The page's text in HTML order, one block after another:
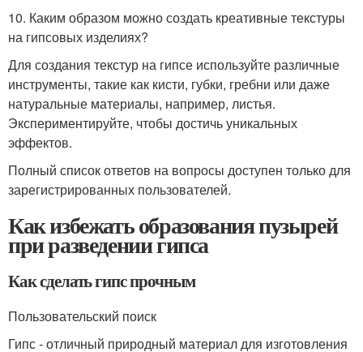
10. Каким образом можно создать креативные текстуры
на гипсовых изделиях?
Для создания текстур на гипсе используйте различные
инструменты, такие как кисти, губки, гребни или даже
натуральные материалы, например, листья.
Экспериментируйте, чтобы достичь уникальных
эффектов.
Полный список ответов на вопросы доступен только для
зарегистрированных пользователей.
Как избежать образования пузырей
при разведении гипса
Как сделать гипс прочным
Пользовательский поиск
Гипс - отличный природный материал для изготовления